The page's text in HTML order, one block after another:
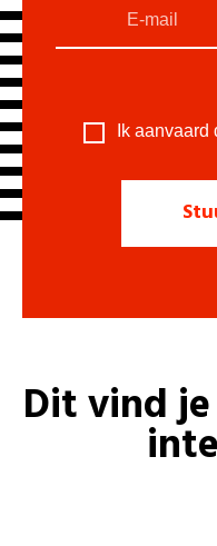
Ik aanvaard
Dit vind